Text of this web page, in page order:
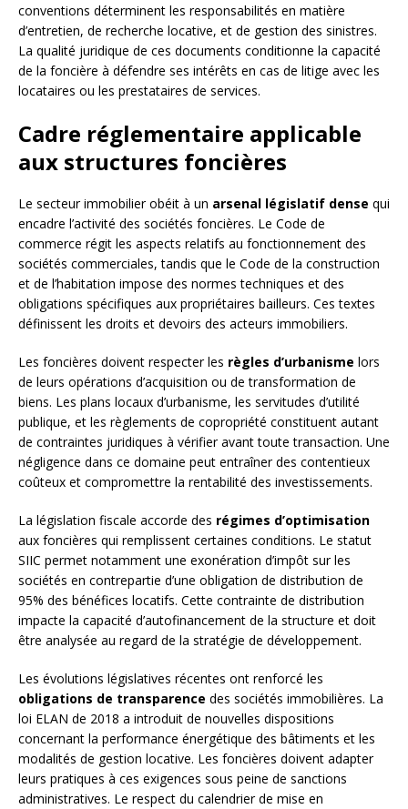
conventions déterminent les responsabilités en matière
d’entretien, de recherche locative, et de gestion des sinistres.
La qualité juridique de ces documents conditionne la capacité
de la foncière à défendre ses intérêts en cas de litige avec les
locataires ou les prestataires de services.
Cadre réglementaire applicable
aux structures foncières
Le secteur immobilier obéit à un arsenal législatif dense qui
encadre l’activité des sociétés foncières. Le Code de
commerce régit les aspects relatifs au fonctionnement des
sociétés commerciales, tandis que le Code de la construction
et de l’habitation impose des normes techniques et des
obligations spécifiques aux propriétaires bailleurs. Ces textes
définissent les droits et devoirs des acteurs immobiliers.
Les foncières doivent respecter les règles d’urbanisme lors
de leurs opérations d’acquisition ou de transformation de
biens. Les plans locaux d’urbanisme, les servitudes d’utilité
publique, et les règlements de copropriété constituent autant
de contraintes juridiques à vérifier avant toute transaction. Une
négligence dans ce domaine peut entraîner des contentieux
coûteux et compromettre la rentabilité des investissements.
La législation fiscale accorde des régimes d’optimisation
aux foncières qui remplissent certaines conditions. Le statut
SIIC permet notamment une exonération d’impôt sur les
sociétés en contrepartie d’une obligation de distribution de
95% des bénéfices locatifs. Cette contrainte de distribution
impacte la capacité d’autofinancement de la structure et doit
être analysée au regard de la stratégie de développement.
Les évolutions législatives récentes ont renforcé les
obligations de transparence des sociétés immobilières. La
loi ELAN de 2018 a introduit de nouvelles dispositions
concernant la performance énergétique des bâtiments et les
modalités de gestion locative. Les foncières doivent adapter
leurs pratiques à ces exigences sous peine de sanctions
administratives. Le respect du calendrier de mise en